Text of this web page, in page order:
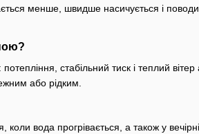
менше, швидше насичується і
стабільний тиск і теплий
або рідким.
вода прогрівається, а також у